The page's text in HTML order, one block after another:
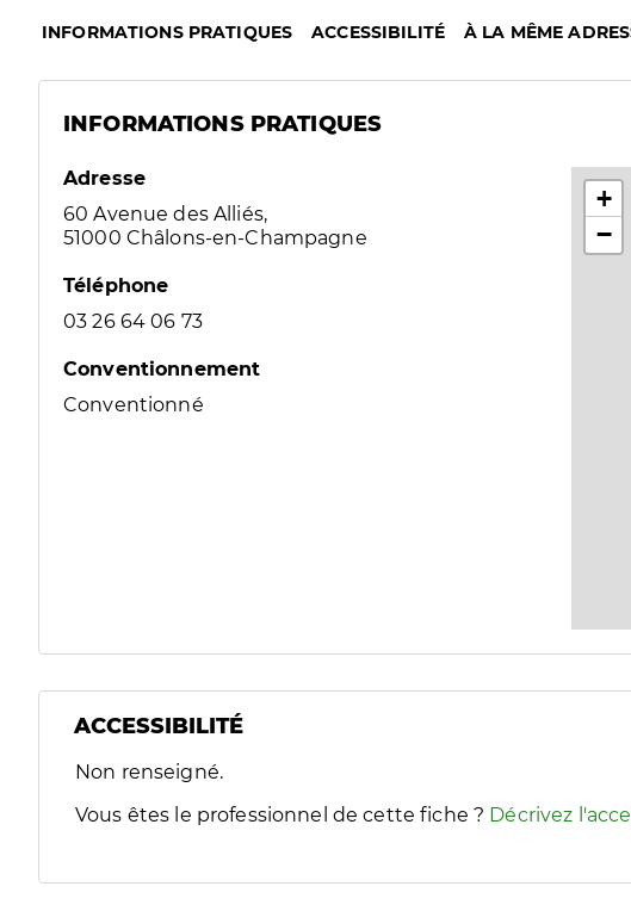
INFORMATIONS PRATIQUES ACCESSIBILITÉ À LA MÊME
INFORMATIONS PRATIQUES
Adresse
60 Avenue des Alliés,
51000 Châlons-en-Champagne
Téléphone
03 26 64 06 73
Conventionnement
Conventionné
+
−
ACCESSIBILITÉ
Filtres
Sélectionnez un ou plusieurs handicaps/besoins spécifiques pour
Non renseigné.
Vous êtes le professionnel de cette fiche ? Décrivez